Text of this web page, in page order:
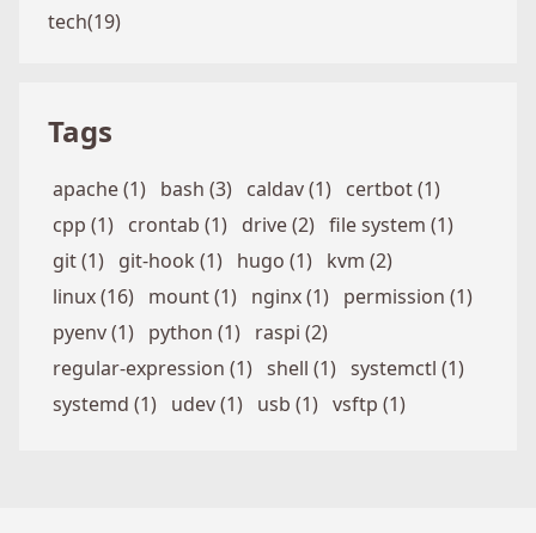
tech(19)
Tags
apache (1) bash (3) caldav (1) certbot (1)
cpp (1) crontab (1) drive (2) file system (1)
git (1) git-hook (1) hugo (1) kvm (2)
linux (16) mount (1) nginx (1) permission (1)
pyenv (1) python (1) raspi (2)
regular-expression (1) shell (1) systemctl (1)
systemd (1) udev (1) usb (1) vsftp (1)